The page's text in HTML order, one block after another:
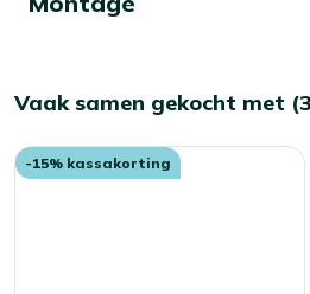
Vaak samen gekocht met
-15% kassakorting